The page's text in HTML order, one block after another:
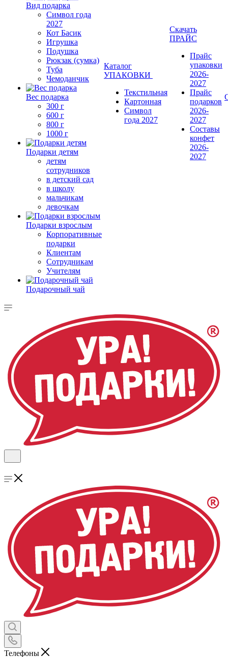
Вид подарка
Символ года
2027
Кот Басик
Игрушка
Подушка
Рюкзак (сумка)
Туба
Чемоданчик
Вес подарка
300 г
600 г
800 г
1000 г
Подарки детям
детям
сотрудников
в детский сад
в школу
мальчикам
девочкам
Подарки взрослым
Корпоративные
подарки
Клиентам
Сотрудникам
Учителям
Подарочный чай
Каталог
УПАКОВКИ
Текстильная
Картонная
Символ
года 2027
Скачать
ПРАЙС
Прайс
упаковки
2026-
2027
Прайс
подарков
2026-
2027
Составы
конфет
2026-
2027
Телефоны